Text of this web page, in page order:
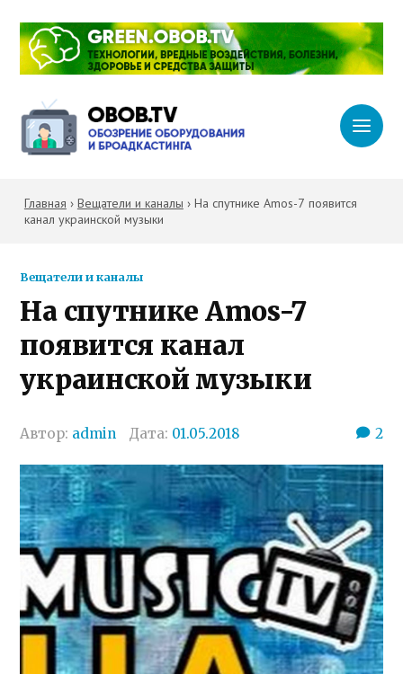
Главная › Вещатели и каналы › На спутнике Amos-7 появится
канал украинской музыки
Вещатели и каналы
На спутнике Amos-7
появится канал
украинской музыки
Автор: admin Дата: 01.05.2018 2